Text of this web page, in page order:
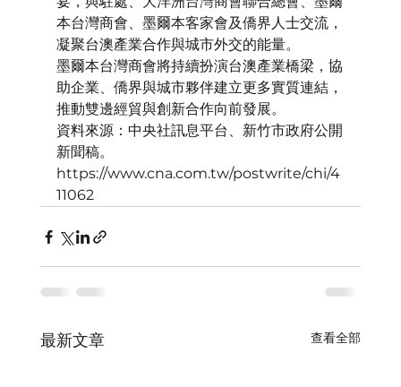
本台灣商會、墨爾本客家會及僑界人士交流，
凝聚台澳產業合作與城市外交的能量。
墨爾本台灣商會將持續扮演台澳產業橋梁，協
助企業、僑界與城市夥伴建立更多實質連結，
推動雙邊經貿與創新合作向前發展。
資料來源：中央社訊息平台、新竹市政府公開
新聞稿。
https://www.cna.com.tw/postwrite/chi/4
11062
最新文章 查看全部